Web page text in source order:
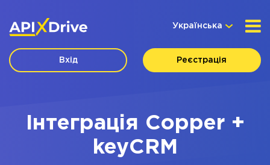
Українська
Вхід Реєстрація
Інтеграція Copper +
keyCRM